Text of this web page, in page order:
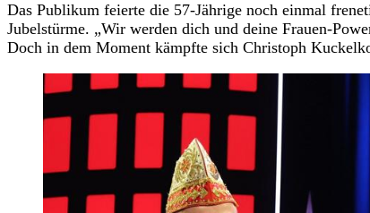
Das Publikum feierte die 57-Jährige noch einmal
Jubelstürme. „Wir werden dich und deine Frauen-
Doch in dem Moment kämpfte sich Christoph